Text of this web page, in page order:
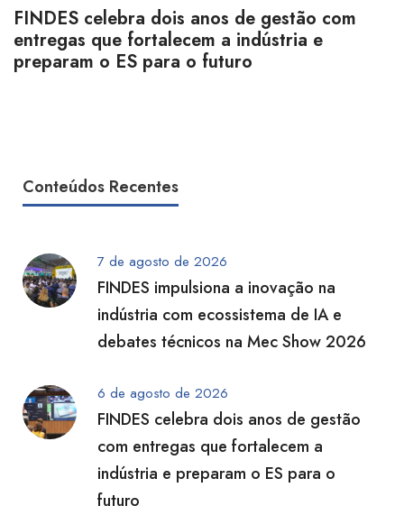
FINDES celebra dois anos de gestão com
entregas que fortalecem a indústria e
preparam o ES para o futuro
Conteúdos Recentes
7 de agosto de 2026
FINDES impulsiona a inovação na
indústria com ecossistema de IA e
debates técnicos na Mec Show 2026
6 de agosto de 2026
FINDES celebra dois anos de gestão
com entregas que fortalecem a
indústria e preparam o ES para o
futuro